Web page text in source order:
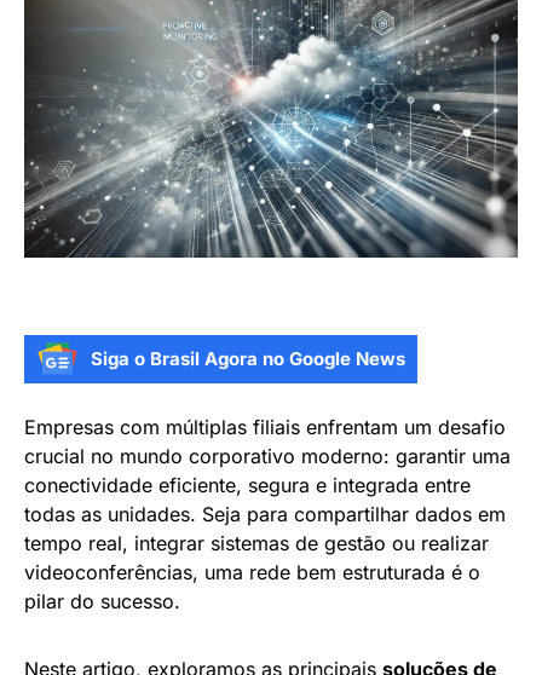
Siga o Brasil Agora no Google News
Empresas com múltiplas filiais enfrentam um desafio
crucial no mundo corporativo moderno: garantir uma
conectividade eficiente, segura e integrada entre
todas as unidades. Seja para compartilhar dados em
tempo real, integrar sistemas de gestão ou realizar
videoconferências, uma rede bem estruturada é o
pilar do sucesso.
Neste artigo, exploramos as principais soluções de